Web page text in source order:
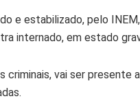
e estabilizado, pelo
internado, em estado
vai ser presente